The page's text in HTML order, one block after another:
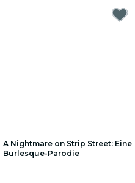
A Nightmare on Strip Street: Eine
Burlesque-Parodie